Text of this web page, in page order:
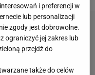
i preferencji w
lub personalizacji
zgody jest dobrowolne.
ograniczyć jej zakres lub
przejdź do
także do celów